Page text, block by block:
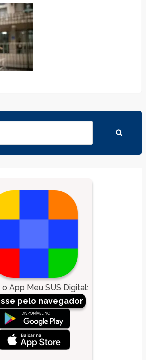
o App Meu SUS Digital:
pelo navegador